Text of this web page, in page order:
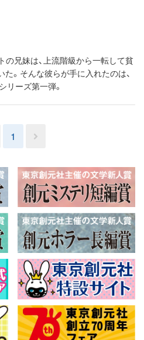
兄妹は、上流階級から一転して貧
。そんな彼らが手に入れたのは、
リーズ第一弾。
1